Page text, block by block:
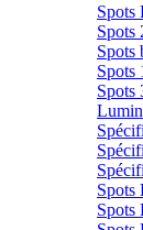
Spots
Spots
Spots
Spots
Spots
Spots
Spots